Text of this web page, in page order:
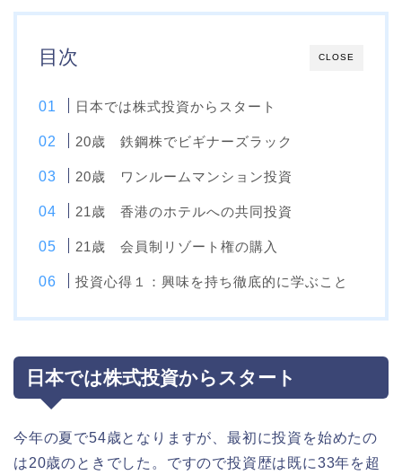
CLOSE
目次
日本では株式投資からスタート
20歳 鉄鋼株でビギナーズラック
20歳 ワンルームマンション投資
21歳 香港のホテルへの共同投資
21歳 会員制リゾート権の購入
投資心得１：興味を持ち徹底的に学ぶこと
日本では株式投資からスタート
今年の夏で54歳となりますが、最初に投資を始めたの
は20歳のときでした。ですので投資歴は既に33年を超